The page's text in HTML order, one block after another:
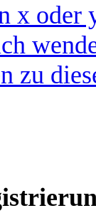
x oder
zu